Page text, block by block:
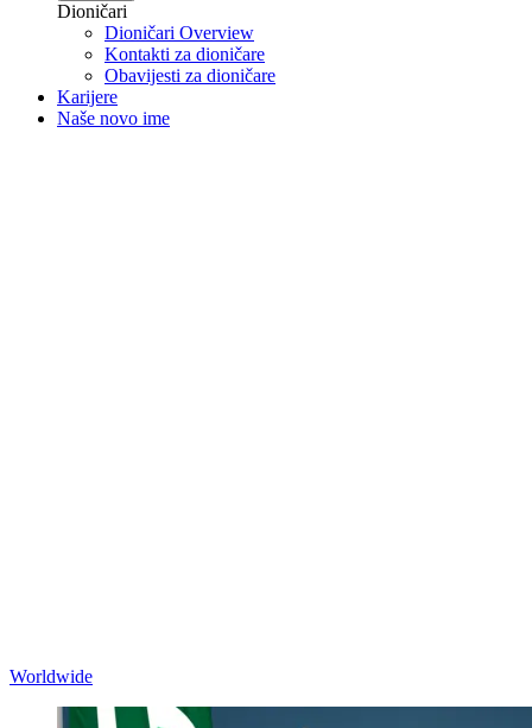
Dioničari
Dioničari Overview
Kontakti za dioničare
Obavijesti za dioničare
Karijere
Naše novo ime
Worldwide